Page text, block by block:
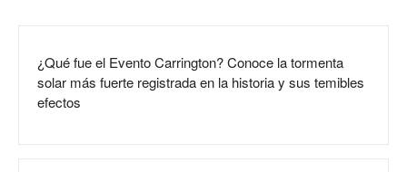
¿Qué fue el Evento Carrington? Conoce la tormenta
solar más fuerte registrada en la historia y sus temibles
efectos